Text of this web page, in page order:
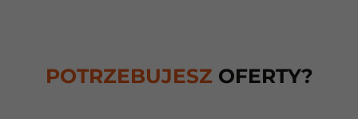
POTRZEBUJESZ OFERTY?